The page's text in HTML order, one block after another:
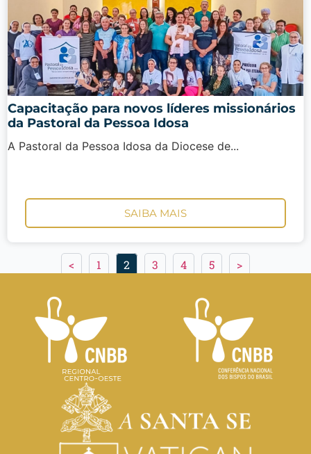
Capacitação para novos líderes missionários
da Pastoral da Pessoa Idosa
A Pastoral da Pessoa Idosa da Diocese de...
SAIBA MAIS
< 1 2 3 4 5 >